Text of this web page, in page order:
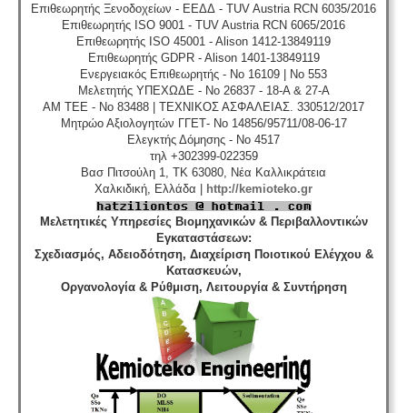
Μελέτη πισίνας / κολυμβητικής
δεξαμενής - Οι πισίνες είναι χημικές εγκαταστάσεις
επεξεργασίας νερού σύμφωνα με το προεδρικό
διάταγμα ΠΔ 274/97. Για την λειτουργία της πισίνας
απαιτείται υγειονολογική - χημικοτεχνική μελέτη και
κανονισμός λειτουργίας - ασφαλείας. Η άδεια
λειτουργίας εκδίδεται με διαδικασίες γνωστοποίησης.
Σύστημα διαχείρισης ποιότητας ISO -Πολλές
επιχειρήσεις προκειμένου να είναι ελκυστικές στο
πελατειακό κοινό χρειάζεται να πιστοποιηθούν κατά
. Αυτό είτε απαιτείται για δουλειές με το δημόσιο
(δημοπρασίες) ή από τη νομοθεσία (τρόφιμα-ποτά) ή
αποτελεί κανόνα της αγοράς (εξαγωγές). Κλειδί στην
διαδικασία είναι η μελέτη διαχείρισης ποιότητας.
Επιθεωρητής Ξενοδοχείων - ΕΕΔΔ - TUV Austria RCN 6035/2016
Επιθεωρητής ISO 9001 - TUV Austria RCN 6065/2016
Επιθεωρητής ISO 45001 - Alison 1412-13849119
Επιθεωρητής GDPR - Alison 1401-13849119
Ενεργειακός Επιθεωρητής - No 16109 | No 553
Μελετητής ΥΠΕΧΩΔΕ - No 26837 - 18-A & 27-A
ΑΜ ΤΕΕ - No 83488 | ΤΕΧΝΙΚΟΣ ΑΣΦΑΛΕΙΑΣ. 330512/2017
Μητρώο Αξιολογητών ΓΓΕΤ- No 14856/95711/08-06-17
Ελεγκτής Δόμησης - No 4517
τηλ +302399-022359
Βασ Πιτσούλη 1, TK 63080, Νέα Καλλικράτεια
Χαλκιδική, Ελλάδα |
http://kemioteko.gr
Μελετητικές Υπηρεσίες Βιομηχανικών & Περιβαλλοντικών
Εγκαταστάσεων:
Σχεδιασμός, Αδειοδότηση, Διαχείριση Ποιοτικού Ελέγχου &
Κατασκευών,
Οργανολογία & Ρύθμιση, Λειτουργία & Συντήρηση